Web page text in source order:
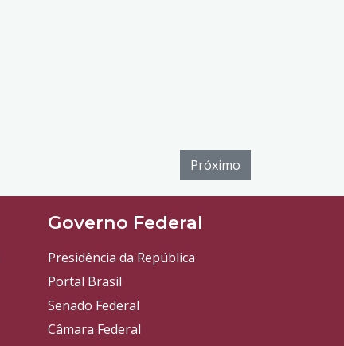
Próximo
Governo Federal
Presidência da República
Portal Brasil
Senado Federal
Câmara Federal